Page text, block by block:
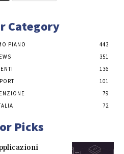
Category
PIANO
443
351
136
101
79
72
Picks